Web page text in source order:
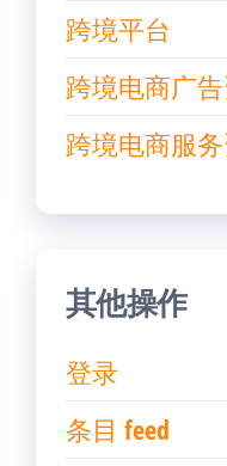
跨境平台
跨境电商广
跨境电商服
其他操作
登录
条目 feed